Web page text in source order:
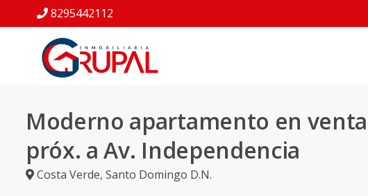
8295442112
Moderno apartamento en venta
próx. a Av. Independencia
Costa Verde, Santo Domingo D.N.